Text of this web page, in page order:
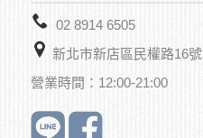
02 8914 6505
新北市新店區 民權路16號
營業時間：12:00-21:00